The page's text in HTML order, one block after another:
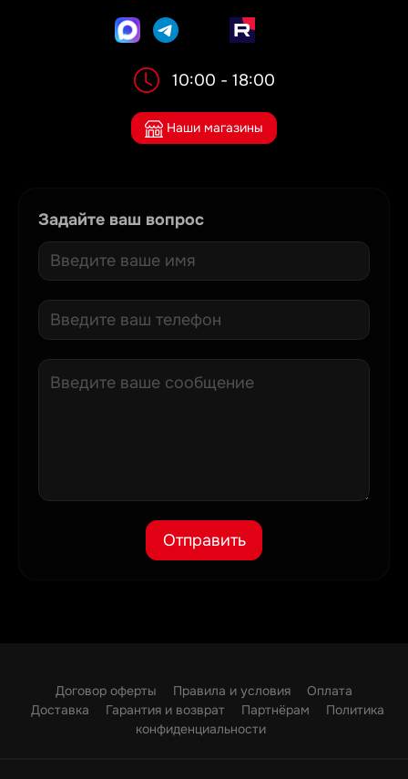
10:00 - 18:00
Наши магазины
Задайте ваш вопрос
Отправить
Договор оферты Правила и условия
Оплата
Доставка
Гарантия и возврат Партнёрам
Политика
конфиденциальности